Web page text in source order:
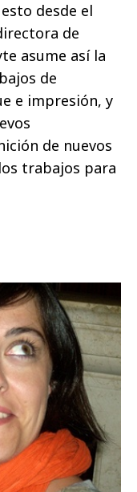
desde el
de
asume así la
de
e impresión, y
de nuevos
trabajos para